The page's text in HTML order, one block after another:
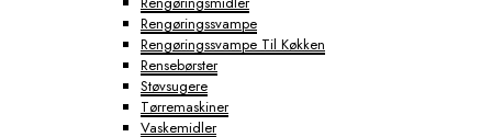
Rengøringssvampe
Rengøringssvampe Til Køkken
Rensebørster
Støvsugere
Tørremaskiner
Vaskemidler